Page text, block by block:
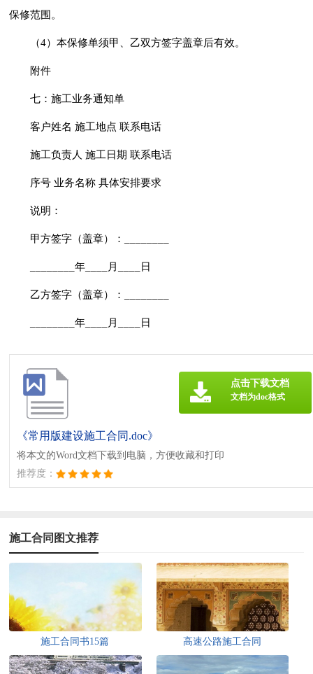
保修范围。
（4）本保修单须甲、乙双方签字盖章后有效。
附件
七：施工业务通知单
客户姓名 施工地点 联系电话
施工负责人 施工日期 联系电话
序号 业务名称 具体安排要求
说明：
甲方签字（盖章）：________
________年____月____日
乙方签字（盖章）：________
________年____月____日
《常用版建设施工合同.doc》
将本文的Word文档下载到电脑，方便收藏和打印
推荐度：
点击下载文档
文档为doc格式
施工合同图文推荐
施工合同书15篇 高速公路施工合同